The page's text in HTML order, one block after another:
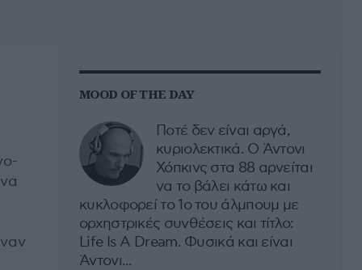
MOOD OF THE DAY
Ποτέ δεν είναι αργά,
κυριολεκτικά. Ο Άντονι
Χόπκινς στα 88 αρνείται
να το βάλει κάτω και
κυκλοφορεί το 1ο του άλμπουμ με
ορχηστρικές συνθέσεις και τίτλο:
Life Is A Dream. Φυσικά και είναι
Άντονι...